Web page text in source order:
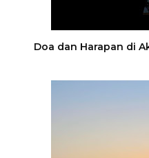
Doa dan Harapan di